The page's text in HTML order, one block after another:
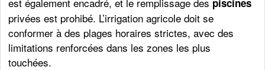
piscines
privées est prohibé. L’irrigation agricole doit se
conformer à des plages horaires strictes, avec des
limitations renforcées dans les zones les plus
touchées.